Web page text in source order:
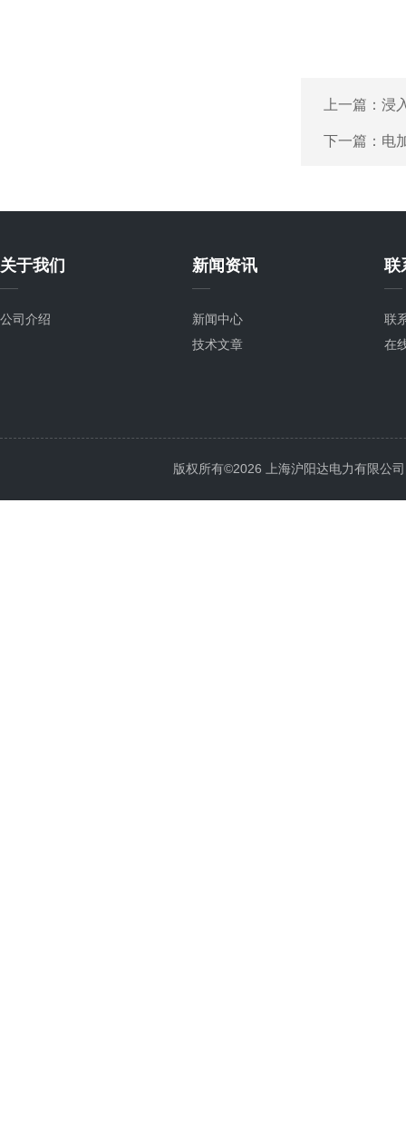
上一篇： 浸
下一篇： 电
关于我们
公司介绍
新闻资讯
新闻中心
技术文章
联
联
在
版权所有©2026 上海沪阳达电力有限公